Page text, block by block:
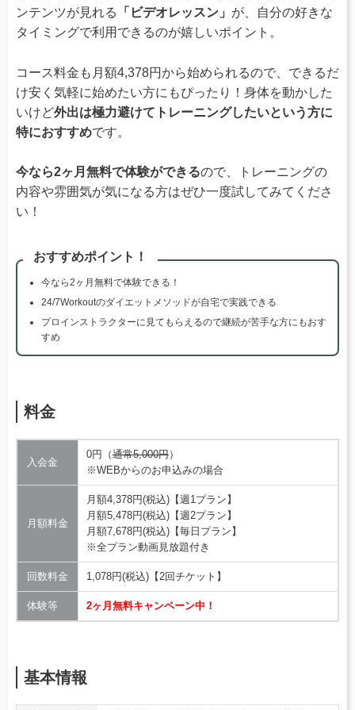
ンテンツが見れる
「ビデオレッスン」 が、自分の好きな
タイミングで利用できるのが嬉しいポイント。
コース料金も月額4,378円から始められるので、できるだ
け安く気軽に始めたい方にもぴったり！身体を動かした
いけど外出は極力避けてトレーニングしたいという方に
特におすすめです。
今なら2ヶ月無料で体験ができるので、トレーニングの
内容や雰囲気が気になる方はぜひ一度試してみてくださ
い！
おすすめポイント！
今なら2ヶ月無料で体験できる！
24/7Workoutのダイエットメソッドが自宅で実践できる
プロインストラクターに見てもらえるので継続が苦手な方にもおす
すめ
料金
入会金
0円（通常5,000円）
※WEBからのお申込みの場合
月額料金
月額4,378円(税込)【週1プラン】
月額5,478円(税込)【週2プラン】
月額7,678円(税込)【毎日プラン】
※全プラン動画見放題付き
回数料金 1,078円(税込)【2回チケット】
体験等 2ヶ月無料キャンペーン中！
基本情報